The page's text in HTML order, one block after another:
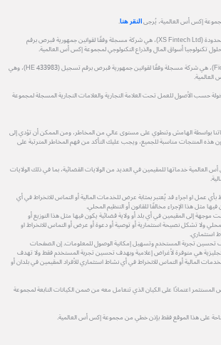
إكس أس العالمية، يُرجىالنقر هنا.
شركة إكس إس للتكنولوجيا المالية المحدودة (XS Fintech Ltd)، هي شركة مسجلة وفقًا لقوانين جمهورية قبرص برقم
شركة فيكوباي المحدودة (Ficupay Ltd)، هي شركة مسجلة وفقًا لقوانين جمهورية قبرص برقم تسجيل (HE 433983)، وهي
حسب الأصول للعمل تحت العلامة التجارية والعلامات التجارية المسجلة لمجموعة
بواسطة الهامش وتنطوي على مستوى عالي من المخاطر، ومن الممكن أن تؤدي إلى
هذه المنتجات مناسبة للجميع، ويجب عليك التأكد من فهم المخاطر المترتبة على
العالمية خدماتها للمقيمين في العديد من الولايات القضائية، بما في ذلك الولايات
عمل او اجراء قد يُعتبر بمثابة عرض للخدمات المالية أو التماس للانخراط في أي
مثل هذا الإجراء مخالفًا للقانون أو التنظيم المحلي.
موجهة إلى المقيمين في أي بلد أو ولاية قضائية يكون فيها مثل هذا التوزيع أو
ولا تشكل نصيحة استثمارية أو توصية أو دعوة أو عرض أو التماس للانخراط او
استثماري.
تحسين تجربة المستخدم وتسهيل إمكانية الوصول للمعلومات. إن الصفحات
هي متوفرة لأغراض إعلامية وبهدف تحسين تجربة المستخدم فقط ولا تهدف
المالية أو التماس للانخراط في أي نشاط استثماري للأفراد المقيمين في بلدان أو
المستثمر اعتمادًا على الكيان الذي تتعامل معه من ضمن الكيانات التابعة لمجموعة
على هذا الموقع فقط بإذن خطي من مجموعة إكس أس العالمية.